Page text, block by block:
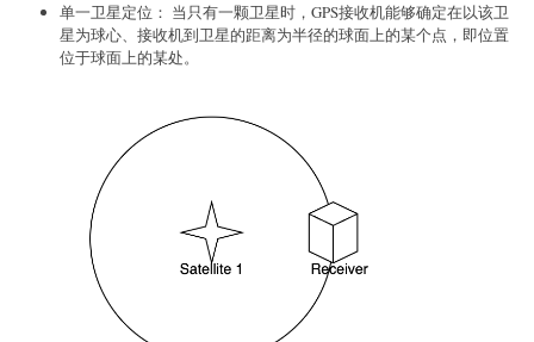
单一卫星定位： 当只有一颗卫星时，GPS接收机能够确定在以该卫
星为球心、接收机到卫星的距离为半径的球面上的某个点，即位置
位于球面上的某处。